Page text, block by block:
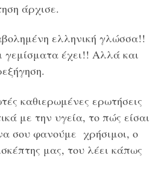
άρχισε.
ελληνική γλώσσα!!
γεμίσματα έχει!! Αλλά και
καθιερωμένες ερωτήσεις
με την υγεία, το πώς είσαι
σου φανούμε χρήσιμοι, ο
μας, του λέει κάπως